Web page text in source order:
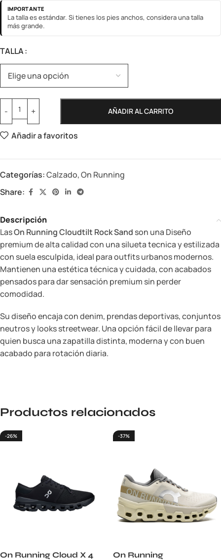
IMPORTANTE
La talla es estándar. Si tienes los pies anchos, considera una talla
más grande.
TALLA
AÑADIR AL CARRITO
Añadir a favoritos
Categorías:Calzado,On Running
Share:
Descripción
LasOn Running Cloudtilt Rock Sand son una Diseño
premium de alta calidad con una silueta tecnica y estilizada
con suela esculpida, ideal para outfits urbanos modernos.
Mantienen una estética técnica y cuidada, con acabados
pensados para dar sensación premium sin perder
comodidad.
Su diseño encaja con denim, prendas deportivas, conjuntos
neutros y looks streetwear. Una opción fácil de llevar para
quien busca una zapatilla distinta, moderna y con buen
acabado para rotación diaria.
Productos relacionados
-26%
On Running Cloud X 4
-37%
On Running